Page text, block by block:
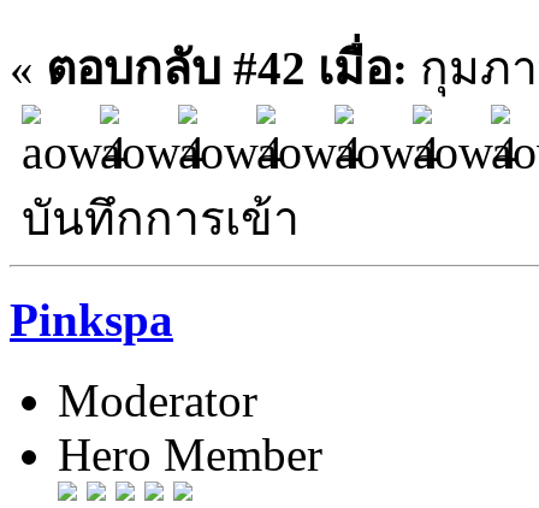
« ตอบกลับ #42 เมื่อ: กุมภา
บันทึกการเข้า
Pinkspa
Moderator
Hero Member